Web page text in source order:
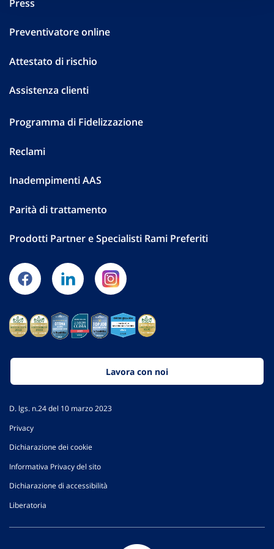
Press
Preventivatore online
Attestato di rischio
Assistenza clienti
Programma di Fidelizzazione
Reclami
Inadempimenti AAS
Parità di trattamento
Prodotti Partner e Specialisti Rami Preferiti
Lavora con noi
D. lgs. n.24 del 10 marzo 2023
Privacy
Dichiarazione dei cookie
Informativa Privacy del sito
Dichiarazione di accessibilità
Liberatoria